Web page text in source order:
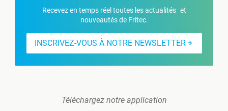
Recevez en temps réel toutes les actualités et
nouveautés de Fritec.
INSCRIVEZ-VOUS À NOTRE NEWSLETTER
Téléchargez notre application